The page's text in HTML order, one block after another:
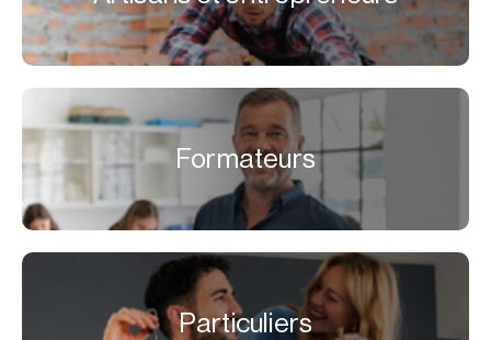
Formateurs
Particuliers